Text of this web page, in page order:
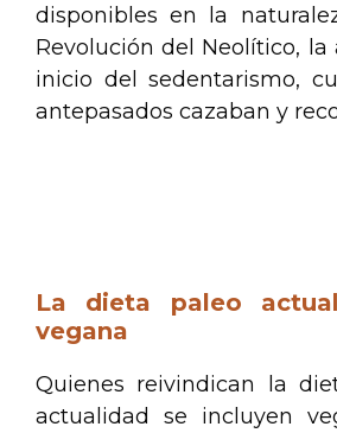
disponibles en la
Revolución del Neolítico, la
inicio del sedentarismo,
antepasados cazaban y
La dieta paleo
vegana
Quienes reivindican la
actualidad se incluyen